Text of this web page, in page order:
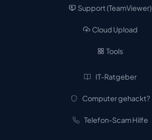
Support (TeamViewer)
Cloud Upload
Tools
IT-Ratgeber
Computer gehackt?
Telefon-Scam Hilfe